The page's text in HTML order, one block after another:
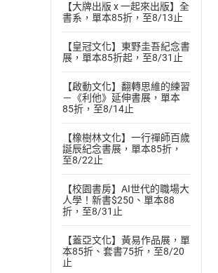
【大牌出版 x 一起來出版】全
書系，單本85折，至8/13止
【皇冠文化】東野圭吾紀念書
展，單本85折起，至8/31止
【啟動文化】翻轉思維的練習
－《利他》延伸書展，單本
85折，至8/14止
【橡樹林文化】一行禪師百歲
誕辰紀念書展，單本85折，
至8/22止
【校園書房】AI世代的職場大
人學！新書$250、單本88
折，至8/31止
【蓋亞文化】黃易作品展，單
本85折、套書75折，至8/20
止